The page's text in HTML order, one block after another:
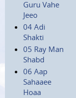
Guru Vahe
Jeeo
04 Adi
Shakti
05 Ray Man
Shabd
06 Aap
Sahaaee
Hoaa